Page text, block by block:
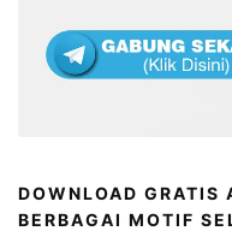
DOWNLOAD GRATIS
BERBAGAI MOTIF